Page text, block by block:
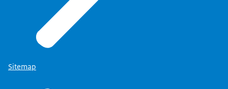
Sitemap